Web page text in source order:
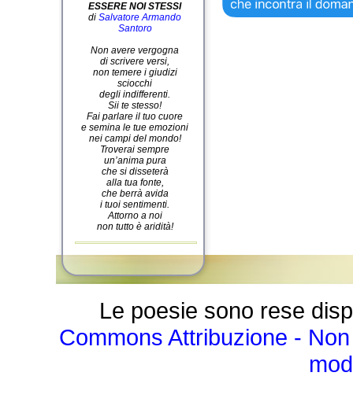
ESSERE NOI STESSI
di Salvatore Armando
Santoro
Non avere vergogna
di scrivere versi,
non temere i giudizi
sciocchi
degli indifferenti.
Sii te stesso!
Fai parlare il tuo cuore
e semina le tue emozioni
nei campi del mondo!
Troverai sempre
un’anima pura
che si disseterà
alla tua fonte,
che berrà avida
i tuoi sentimenti.
Attorno a noi
non tutto è aridità!
Le poesie sono rese
Commons Attribuzione -